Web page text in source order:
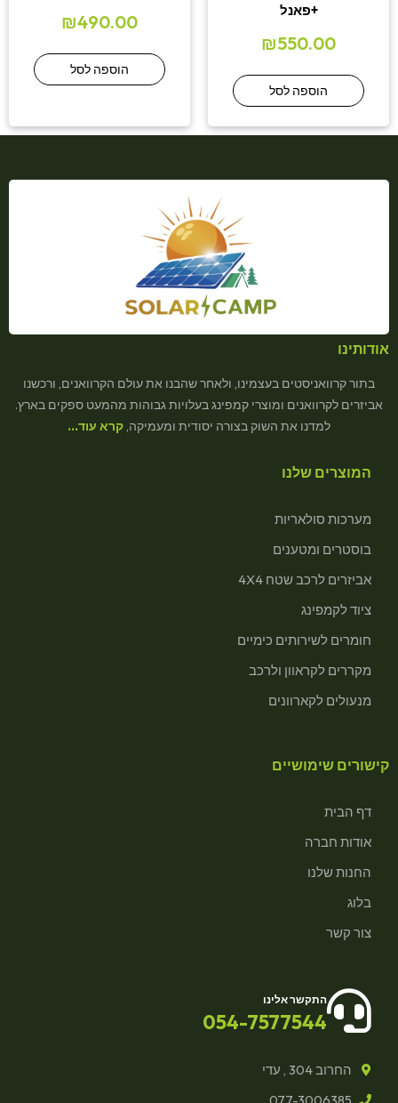
+פאנל
₪550.00
הוספה לסל
₪490.00
הוספה לסל
אודותינו
בתור קרוואניסטים בעצמינו, ולאחר שהבנו את עולם הקרוואנים, ורכשנו
אביזרים לקרוואנים ומוצרי קמפינג בעלויות גבוהות מהמעט ספקים בארץ.
למדנו את השוק בצורה יסודית ומעמיקה, קרא עוד…
המוצרים שלנו
מערכות סולאריות
בוסטרים ומטענים
אביזרים לרכב שטח 4X4
ציוד לקמפינג
חומרים לשירותים כימיים
מקררים לקראוון ולרכב
מנעולים לקארוונים
קישורים שימושיים
דף הבית
אודות חברה
החנות שלנו
בלוג
צור קשר
התקשר אלינו
054-7577544
החרוב 304 , עדי